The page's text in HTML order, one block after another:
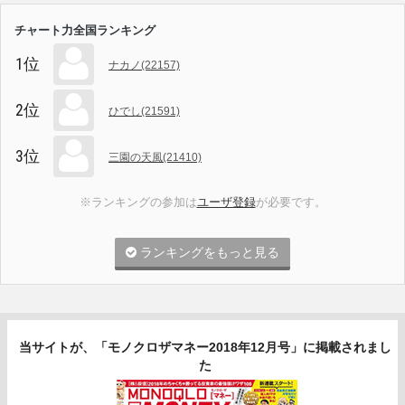
チャート力全国ランキング
1位 ナカノ(22157)
2位 ひでし(21591)
3位 三園の天風(21410)
※ランキングの参加はユーザ登録が必要です。
ランキングをもっと見る
当サイトが、「モノクロザマネー2018年12月号」に掲載されまし
た